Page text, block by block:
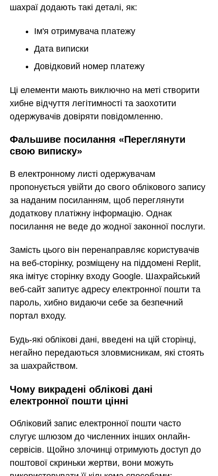
шахраї додають такі деталі, як:
Ім'я отримувача платежу
Дата виписки
Довідковий номер платежу
Ці елементи мають виключно на меті створити
хибне відчуття легітимності та заохотити
одержувачів довіряти повідомленню.
Фальшиве посилання «Переглянути
свою виписку»
В електронному листі одержувачам
пропонується увійти до свого облікового запису
за наданим посиланням, щоб переглянути
додаткову платіжну інформацію. Однак
посилання не веде до жодної законної послуги.
Замість цього він перенаправляє користувачів
на веб-сторінку, розміщену на піддомені Replit,
яка імітує сторінку входу Google. Шахрайський
веб-сайт запитує адресу електронної пошти та
пароль, хибно видаючи себе за безпечний
портал входу.
Будь-які облікові дані, введені на цій сторінці,
негайно передаються зловмисникам, які стоять
за шахрайством.
Чому викрадені облікові дані
електронної пошти цінні
Обліковий запис електронної пошти часто
слугує шлюзом до численних інших онлайн-
сервісів. Щойно злочинці отримують доступ до
поштової скриньки жертви, вони можуть